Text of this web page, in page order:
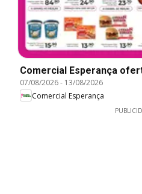
Comercial Esperança
07/08/2026- 13/08/2026
Comercial Esperança